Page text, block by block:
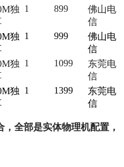
独 1 899
佛山电
信
独 1 999
佛山电
信
独 1 1099
东莞电
信
独 1 1399
东莞电
信
全部是实体物理机配置，